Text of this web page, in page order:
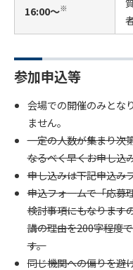
16:00〜※
参加申込等
会場での開催のみとな
ません。
一定の人数が集まり次
なるべく早くお申し込
申し込みは下記申込み
申込フォームで「応募
検討事項にもなります
講の理由を200字程度
す。
同じ機関への偏りを避